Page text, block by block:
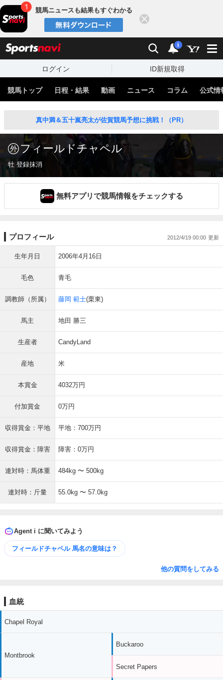
競馬ニュースも結果もすぐわかる
検索 通知
i
ログイン ID新規取得
競馬トップ 日程・結果 動画 ニュース コラム 公式情
真中満＆五十嵐亮太が佐賀競馬予想に挑戦！（PR）
フィールドチャペル
牡 登録抹消
無料アプリで競馬情報をチェックする
プロフィール 2012/4/19 00:00
生年月日 2006年4月16日
毛色 青毛
調教師（所属） 藤岡 範士(栗東)
馬主 地田 勝三
生産者 CandyLand
産地 米
本賞金 4032万円
付加賞金 0万円
収得賞金：平地 平地：700万円
収得賞金：障害 障害：0万円
連対時：馬体重 484kg 〜 500kg
連対時：斤量 55.0kg 〜 57.0kg
Agent i に聞いてみよう
フィールドチャペル 馬名の意味は？
他の質問をしてみる
血統
Chapel Royal
Montbrook
Buckaroo
Secret Papers